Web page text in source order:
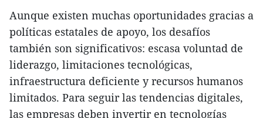
Aunque existen muchas oportunidades gracias a
políticas estatales de apoyo, los desafíos
también son significativos: escasa voluntad de
liderazgo, limitaciones tecnológicas,
infraestructura deficiente y recursos humanos
limitados. Para seguir las tendencias digitales,
las empresas deben invertir en tecnologías